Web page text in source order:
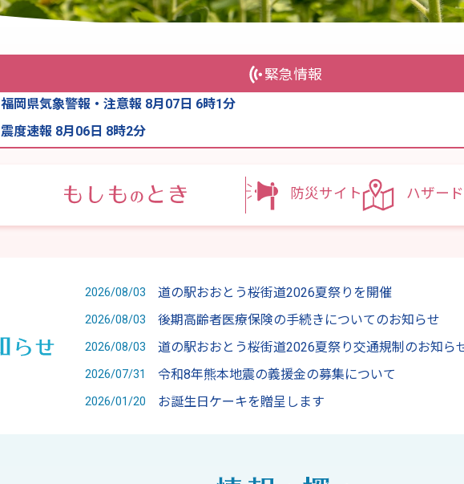
緊急情報
福岡県気象警報・注意報 8月07日 6時1分
震度速報 8月06日 8時2分
防災サイト ハザー
2026/08/03 道の駅おおとう桜街道2026夏祭りを開催
2026/08/03 後期高齢者医療保険の手続きについてのお知らせ
2026/08/03 道の駅おおとう桜街道2026夏祭り交通規制のお知ら
2026/07/31 令和8年熊本地震の義援金の募集について
2026/01/20 お誕生日ケーキを贈呈します